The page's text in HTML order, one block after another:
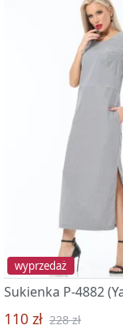
wyprzedaż
110 zł 228 zł